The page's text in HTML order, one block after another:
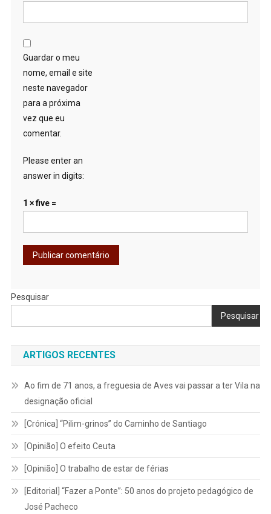
Guardar o meu
nome, email e site
neste navegador
para a próxima
vez que eu
comentar.
Please enter an
answer in digits:
1 × five =
Pesquisar
Pesquisar
ARTIGOS RECENTES
Ao fim de 71 anos, a freguesia de Aves vai passar a ter Vila na
designação oficial
[Crónica] “Pilim-grinos” do Caminho de Santiago
[Opinião] O efeito Ceuta
[Opinião] O trabalho de estar de férias
[Editorial] “Fazer a Ponte”: 50 anos do projeto pedagógico de
José Pacheco